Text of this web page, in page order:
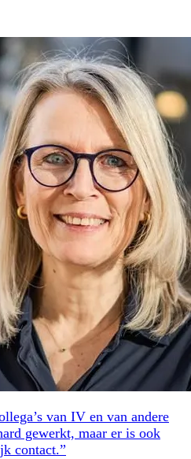
van IV en van andere
gewerkt, maar er is ook
contact.”